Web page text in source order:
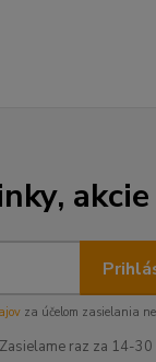
za účelom zasielania
raz za 14-30